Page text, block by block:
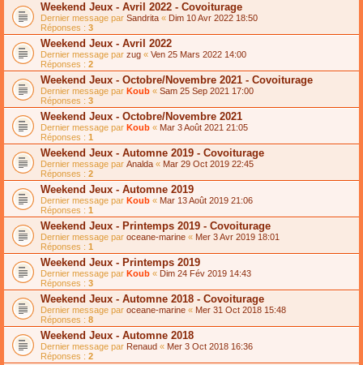
Weekend Jeux - Avril 2022 - Covoiturage
Dernier message par Sandrita « Dim 10 Avr 2022 18:50
Réponses : 3
Weekend Jeux - Avril 2022
Dernier message par zug « Ven 25 Mars 2022 14:00
Réponses : 2
Weekend Jeux - Octobre/Novembre 2021 - Covoiturage
Dernier message par Koub « Sam 25 Sep 2021 17:00
Réponses : 3
Weekend Jeux - Octobre/Novembre 2021
Dernier message par Koub « Mar 3 Août 2021 21:05
Réponses : 1
Weekend Jeux - Automne 2019 - Covoiturage
Dernier message par Analda « Mar 29 Oct 2019 22:45
Réponses : 2
Weekend Jeux - Automne 2019
Dernier message par Koub « Mar 13 Août 2019 21:06
Réponses : 1
Weekend Jeux - Printemps 2019 - Covoiturage
Dernier message par oceane-marine « Mer 3 Avr 2019 18:01
Réponses : 1
Weekend Jeux - Printemps 2019
Dernier message par Koub « Dim 24 Fév 2019 14:43
Réponses : 3
Weekend Jeux - Automne 2018 - Covoiturage
Dernier message par oceane-marine « Mer 31 Oct 2018 15:48
Réponses : 8
Weekend Jeux - Automne 2018
Dernier message par Renaud « Mer 3 Oct 2018 16:36
Réponses : 2